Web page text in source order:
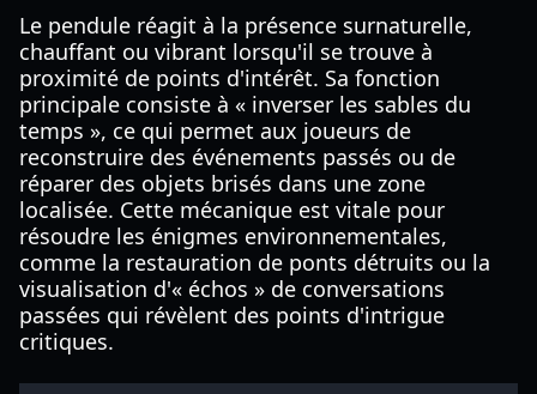
Le pendule réagit à la présence surnaturelle,
chauffant ou vibrant lorsqu'il se trouve à
proximité de points d'intérêt. Sa fonction
principale consiste à « inverser les sables du
temps », ce qui permet aux joueurs de
reconstruire des événements passés ou de
réparer des objets brisés dans une zone
localisée. Cette mécanique est vitale pour
résoudre les énigmes environnementales,
comme la restauration de ponts détruits ou la
visualisation d'« échos » de conversations
passées qui révèlent des points d'intrigue
critiques.